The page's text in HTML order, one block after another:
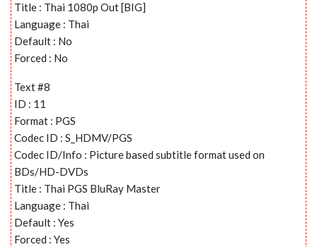
Title : Thai 1080p Out [BIG]
Language : Thai
Default : No
Forced : No
Text #8
ID : 11
Format : PGS
Codec ID : S_HDMV/PGS
Codec ID/Info : Picture based subtitle format used on
BDs/HD-DVDs
Title : Thai PGS BluRay Master
Language : Thai
Default : Yes
Forced : Yes